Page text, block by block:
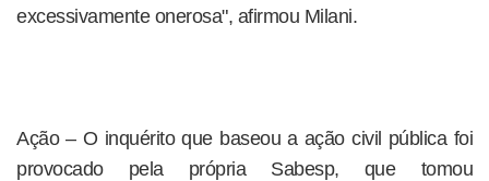
excessivamente onerosa", afirmou Milani.
Ação – O inquérito que baseou a ação civil pública foi
provocado pela própria Sabesp, que tomou